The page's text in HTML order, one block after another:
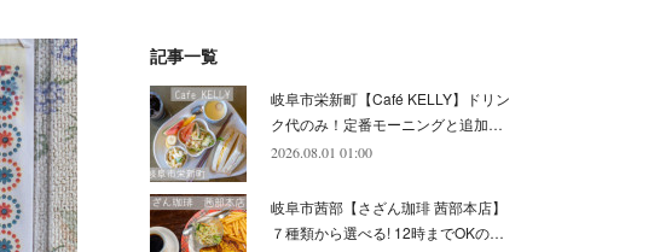
(7
(6
(10)
(5
(6)
(8)
(4)
(6)
( 7)
(9)
(2)
(5)
(1)
(8)
(4)
(5)
(4)
(4)
(10)
(8)
(7)
(6)
(5)
(8)
(8)
(8)
(9)
(10)
(12)
(16)
(9)
記事一覧
岐阜市栄新町【Café KELLY】ドリン
ク代のみ！定番モーニングと追加…
2026.08.01 01:00
岐阜市茜部【さざん珈琲 茜部本店】
７種類から選べる! 12時までOKの…